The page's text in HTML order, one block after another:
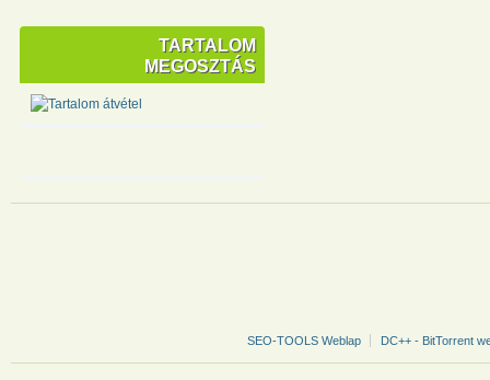
TARTALOM
MEGOSZTÁS
SEO-TOOLS Weblap DC++ - BitTorrent